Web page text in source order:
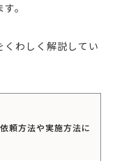
。
わしく解説してい
頼方法や実施方法に